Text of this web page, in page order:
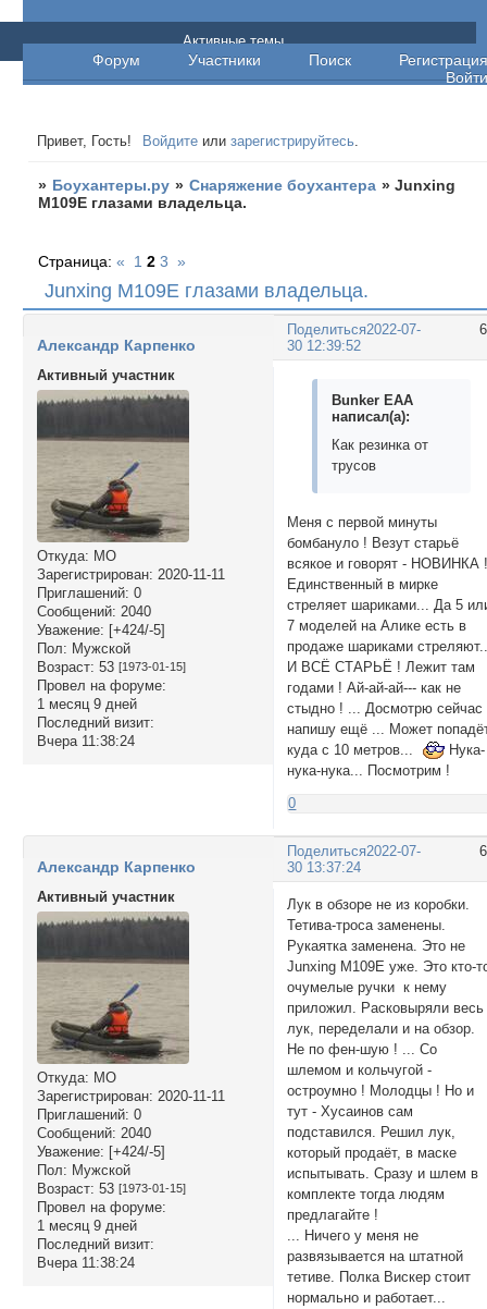
Боухантеры.ру
Форум Участники Поиск
Регистрация
Войти
Активные темы
Привет, Гость! Войдите илизарегистрируйтесь.
» Боухантеры.ру » Снаряжение боухантера »Junxing
M109E глазами владельца.
Junxing M109E глазами владельца.
Страница:« 1 2 3 »
Поделиться2022-07-
30 12:39:52
Александр Карпенко
Активный участник
Откуда: МО
Зарегистрирован: 2020-11-11
Приглашений: 0
Сообщений: 2040
Уважение: [+424/-5]
Пол: Мужской
Возраст: 53 [1973-01-15]
Провел на форуме:
1 месяц 9 дней
Последний визит:
Вчера 11:38:24
Bunker EAA
написал(а):
Как резинка от
трусов
Меня с первой минуты
бомбануло ! Везут старьё
всякое и говорят - НОВИНКА
Единственный в мирке
стреляет шариками... Да 5
7 моделей на Алике есть в
продаже шариками
И ВСЁ СТАРЬЁ ! Лежит там
годами ! Ай-ай-ай--- как не
стыдно ! ... Досмотрю сейчас
напишу ещё ... Может
куда с 10 метров...
Нука-
нука-нука... Посмотрим !
0
Поделиться2022-07-
30 13:37:24
Александр Карпенко
Активный участник
Откуда: МО
Зарегистрирован: 2020-11-11
Приглашений: 0
Сообщений: 2040
Уважение: [+424/-5]
Пол: Мужской
Возраст: 53 [1973-01-15]
Провел на форуме:
1 месяц 9 дней
Последний визит:
Вчера 11:38:24
Лук в обзоре не из коробки.
Тетива-троса заменены.
Рукаятка заменена. Это не
Junxing M109E уже. Это кто-
очумелые ручки к нему
приложил. Расковыряли весь
лук, переделали и на обзор.
Не по фен-шую ! ... Со
шлемом и кольчугой -
остроумно ! Молодцы ! Но и
тут - Хусаинов сам
подставился. Решил лук,
который продаёт, в маске
испытывать. Сразу и шлем в
комплекте тогда людям
предлагайте !
... Ничего у меня не
развязывается на штатной
тетиве. Полка Вискер стоит
нормально и работает...